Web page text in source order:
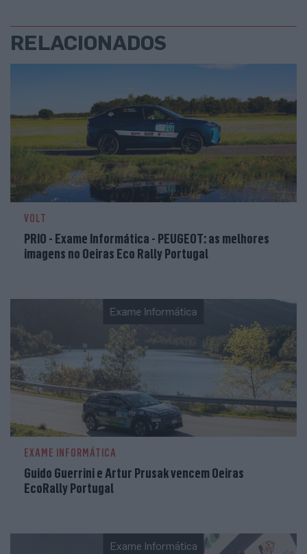
RELACIONADOS
VOLT
PRIO - Exame Informática - PEUGEOT: as melhores
imagens no Oeiras Eco Rally Portugal
Exame Informática
EXAME INFORMÁTICA
Guido Guerrini e Artur Prusak vencem Oeiras
EcoRally Portugal
Exame Informática